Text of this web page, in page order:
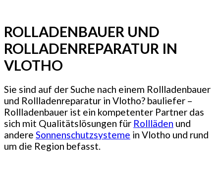
ROLLADENBAUER UND
ROLLADENREPARATUR IN
VLOTHO
Sie sind auf der Suche nach einem Rollladenbauer
und Rollladenreparatur in Vlotho? bauliefer –
Rollladenbauer ist ein kompetenter Partner das
sich mit Qualitätslösungen für Rollläden und
andere Sonnenschutzsysteme in Vlotho und rund
um die Region befasst.